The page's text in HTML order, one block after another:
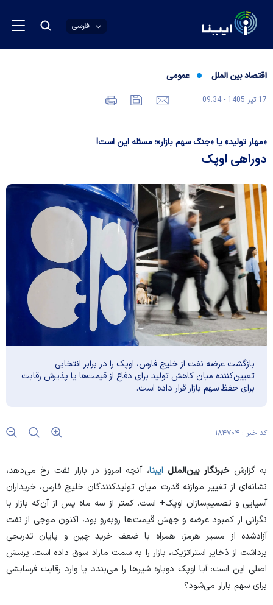
فارسی
اقتصاد بین الملل عمومی
17 تير 1405 - 09:34
«مهار تولید» یا «جنگ سهم بازار»؛ مسئله این است!
دوراهی اوپک
بازگشت عرضه نفت از خلیج فارس، اوپک را در برابر انتخابی
تعیین‌کننده میان کاهش تولید برای دفاع از قیمت‌ها یا پذیرش رقابت
برای حفظ سهم بازار قرار داده است.
کد خبر : ۱۸۴۷۰۴
به گزارش خبرنگار بین‌المللایبنا، آنچه امروز در بازار نفت رخ می‌دهد،
نشانه‌ای از تغییر موازنه قدرت میان تولیدکنندگان خلیج فارس، خریداران
آسیایی و تصمیم‌سازان اوپک+ است. کمتر از سه ماه پس از آن‌که بازار با
نگرانی از کمبود عرضه و جهش قیمت‌ها روبه‌رو بود، اکنون موجی از نفت
آزادشده از مسیر هرمز، همراه با ضعف خرید چین و پایان تدریجی
برداشت از ذخایر استراتژیک، بازار را به سمت مازاد سوق داده است. پرسش
اصلی این است: آیا اوپک دوباره شیر‌ها را می‌بندد یا وارد رقابت فرسایشی
برای سهم بازار می‌شود؟